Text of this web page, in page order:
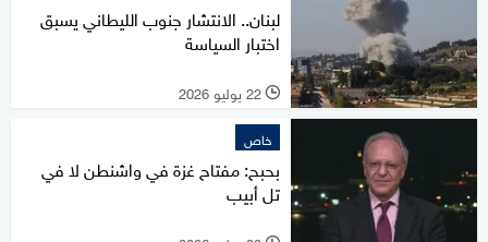
لبنان.. الانتشار جنوب الليطاني يسبق
اختبار السياسة
l 22 يوليو 2026
خاص
بحبح: مفتاح غزة في واشنطن لا في
تل أبيب